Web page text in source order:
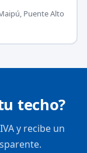
Puente Alto
techo?
y recibe un